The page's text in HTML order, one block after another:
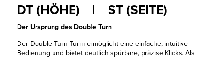
DT (HÖHE) | ST (SEITE)
Der Ursprung des Double Turn
Der Double Turn Turm ermöglicht eine einfache, intuitive
Bedienung und bietet deutlich spürbare, präzise Klicks. Als